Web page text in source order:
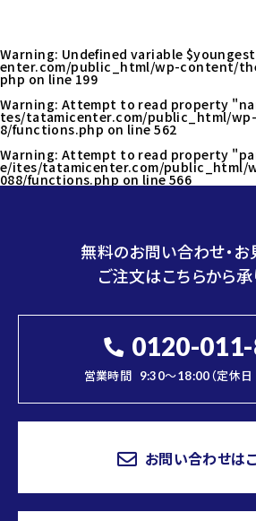
Warning: Undefined variable
enter.com/public_html/wp-content/
php on line199
Warning: Attempt to read property
tes/tatamicenter.com/public_html/
8/functions.php on line562
Warning: Attempt to read property
e/ites/tatamicenter.com/public_html/
088/functions.php on line566
無料のお問い合わせ・お
ご注文はこちらから承
0120-
営業時間 9:30～18:00（定休日
お問い合わせは